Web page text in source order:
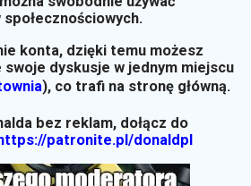
konta, dzięki temu możesz
dyskusje w jednym miejscu
), co trafi na stronę główną.
bez reklam, dołącz do
patronite.pl/donaldpl